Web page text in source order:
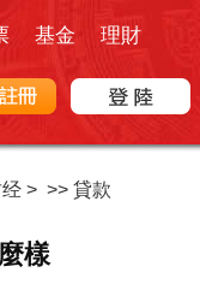
基金 理財
> >> 貸款
樣